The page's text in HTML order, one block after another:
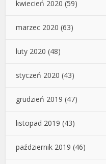
kwiecień 2020 (59)
marzec 2020 (63)
luty 2020 (48)
styczeń 2020 (43)
grudzień 2019 (47)
listopad 2019 (43)
październik 2019 (46)